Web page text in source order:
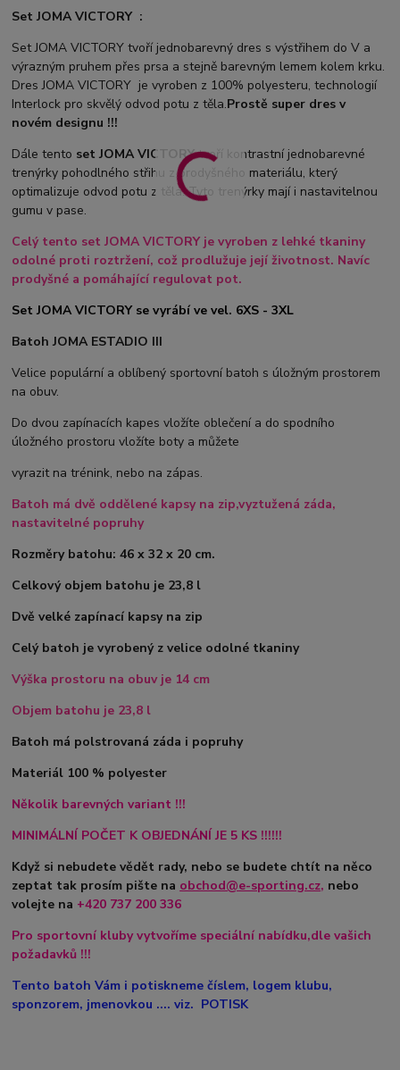
Set JOMA VICTORY :
Set JOMA VICTORY tvoří jednobarevný dres s výstřihem do V a
výrazným pruhem přes prsa a stejně barevným lemem kolem krku.
Dres JOMA VICTORY je vyroben z 100% polyesteru, technologií
Interlock pro skvělý odvod potu z těla.Prostě super dres v
novém designu !!!
Dále tento set JOMA VICTORYtvoří kontrastní jednobarevné
trenýrky pohodlného střihu z prodyšného materiálu, který
optimalizuje odvod potu z těla. Tyto trenýrky mají i nastavitelnou
gumu v pase.
Celý tento set JOMA VICTORY je vyroben z lehké tkaniny
odolné proti roztržení, což prodlužuje její životnost. Navíc
prodyšné a pomáhající regulovat pot.
Set JOMA VICTORY se vyrábí ve vel. 6XS - 3XL
Batoh JOMA ESTADIO III
Velice populární a oblíbený sportovní batoh s úložným prostorem
na obuv.
Do dvou zapínacích kapes vložíte oblečení a do spodního
úložného prostoru vložíte boty a můžete
vyrazit na trénink, nebo na zápas.
Batoh má dvě oddělené kapsy na zip,vyztužená záda,
nastavitelné popruhy
Rozměry batohu: 46 x 32 x 20 cm.
Celkový objem batohu je 23,8 l
Dvě velké zapínací kapsy na zip
Celý batoh je vyrobený z velice odolné tkaniny
Výška prostoru na obuv je 14 cm
Objem batohu je 23,8 l
Batoh má polstrovaná záda i popruhy
Materiál 100 % polyester
Několik barevných variant !!!
MINIMÁLNÍ POČET K OBJEDNÁNÍ JE 5 KS !!!!!!
Když si nebudete vědět rady, nebo se budete chtít na něco
zeptat tak prosím pište na obchod@e-sporting.cz, nebo
volejte na +420 737 200 336
Pro sportovní kluby vytvoříme speciální nabídku,dle vašich
požadavků !!!
Tento batoh Vám i potiskneme číslem, logem klubu,
sponzorem, jmenovkou .... viz. POTISK